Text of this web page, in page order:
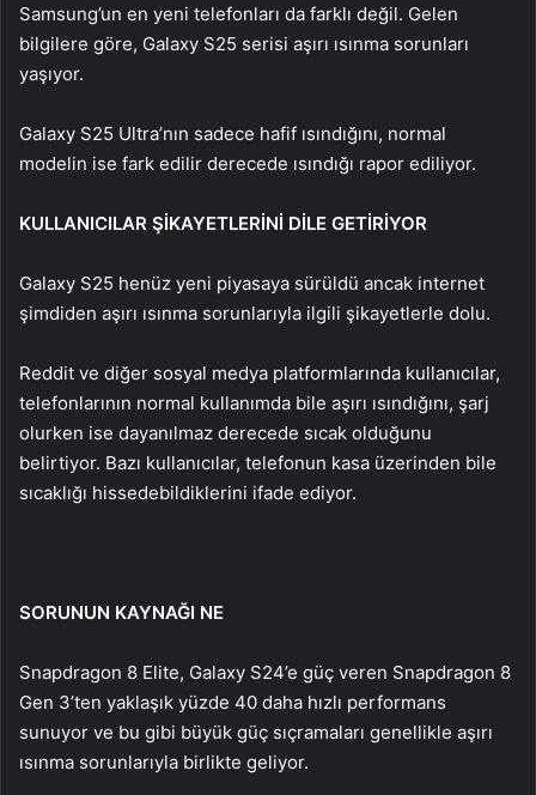
Samsung’un en yeni telefonları da farklı değil. Gelen
bilgilere göre, Galaxy S25 serisi aşırı ısınma sorunları
yaşıyor.
Galaxy S25 Ultra’nın sadece hafif ısındığını, normal
modelin ise fark edilir derecede ısındığı rapor ediliyor.
KULLANICILAR ŞİKAYETLERİNİ DİLE GETİRİYOR
Galaxy S25 henüz yeni piyasaya sürüldü ancak internet
şimdiden aşırı ısınma sorunlarıyla ilgili şikayetlerle dolu.
Reddit ve diğer sosyal medya platformlarında kullanıcılar,
telefonlarının normal kullanımda bile aşırı ısındığını, şarj
olurken ise dayanılmaz derecede sıcak olduğunu
belirtiyor. Bazı kullanıcılar, telefonun kasa üzerinden bile
sıcaklığı hissedebildiklerini ifade ediyor.
SORUNUN KAYNAĞI NE
Snapdragon 8 Elite, Galaxy S24’e güç veren Snapdragon 8
Gen 3’ten yaklaşık yüzde 40 daha hızlı performans
sunuyor ve bu gibi büyük güç sıçramaları genellikle aşırı
ısınma sorunlarıyla birlikte geliyor.